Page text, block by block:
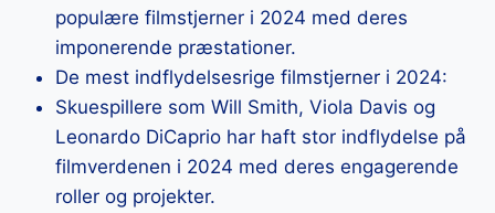
populære filmstjerner i 2024 med deres
imponerende præstationer.
De mest indflydelsesrige filmstjerner i 2024:
Skuespillere som Will Smith, Viola Davis og
Leonardo DiCaprio har haft stor indflydelse på
filmverdenen i 2024 med deres engagerende
roller og projekter.